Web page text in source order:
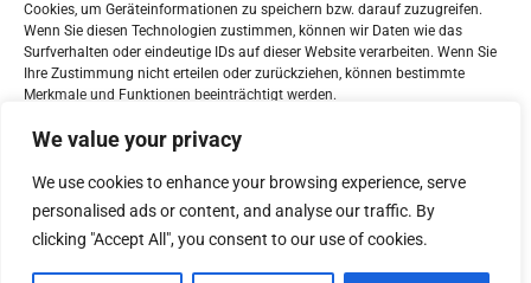
We value your privacy
We use cookies to enhance your browsing experience, serve
personalised ads or content, and analyse our traffic. By
clicking "Accept All", you consent to our use of cookies.
Cookies, um Geräteinformationen zu speichern bzw. darauf zuzugreifen.
Wenn Sie diesen Technologien zustimmen, können wir Daten wie das
Surfverhalten oder eindeutige IDs auf dieser Website verarbeiten. Wenn Sie
Ihre Zustimmung nicht erteilen oder zurückziehen, können bestimmte
Merkmale und Funktionen beeinträchtigt werden.
Ablehnen
Voreinstellungen anzeigen